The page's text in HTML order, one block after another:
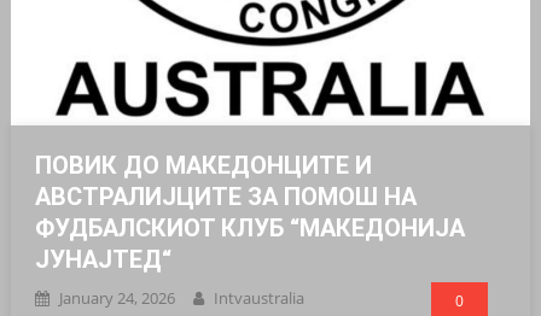
ПОВИК ДО МАКЕДОНЦИТЕ И
АВСТРАЛИЈЦИТЕ ЗА ПОМОШ НА
ФУДБАЛСКИОТ КЛУБ “МАКЕДОНИЈА
ЈУНАЈТЕД“
January 24, 2026 Intvaustralia 0